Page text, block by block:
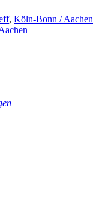
, Köln-Bonn / Aachen